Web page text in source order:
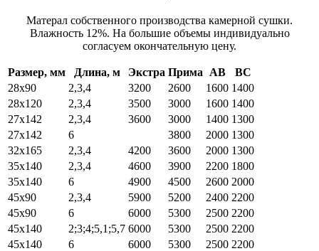
Матерал собственного производства камерной сушки.
Влажность 12%. На большие объемы индивидуально
согласуем окончательную цену.
Размер, мм Длина, м Экстра Прима АВ
ВС
28х90
2,3,4 3200 2600 1600 1400
28х120
2,3,4 3500 3000 1600 1400
27х142
2,3,4 3600 3000 1400 1300
27х142
6 3800 2000 1300
32х165
2,3,4 4200 3600 2000 1300
35х140
2,3,4 4600 3900 2200 1800
35х140
6 4900 4500 2600 2000
45х90
2,3,4 5900 5200 2400 2200
45х90
6 6000 5300 2500 2200
45х140
2;3;4;5,1;5,7 6000 5300 2500 2200
45х140
6 6000 5300 2500 2200